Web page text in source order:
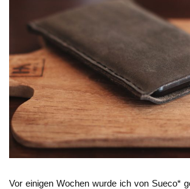
Vor einigen Wochen wurde ich von Sueco*